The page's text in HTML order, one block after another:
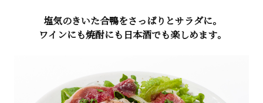
塩気のきいた合鴨をさっぱりとサラダに。
ワインにも焼酎にも日本酒でも楽しめます。